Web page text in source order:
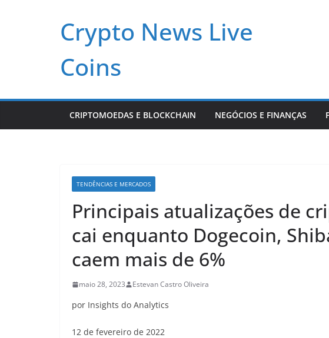
Crypto News Live
Coins
CRIPTOMOEDAS E BLOCKCHAIN NEGÓCIOS E FINANÇAS
TENDÊNCIAS E MERCADOS
Principais atualizações de
cai enquanto Dogecoin,
caem mais de 6%
maio 28, 2023 Estevan Castro Oliveira
por Insights do Analytics
12 de fevereiro de 2022